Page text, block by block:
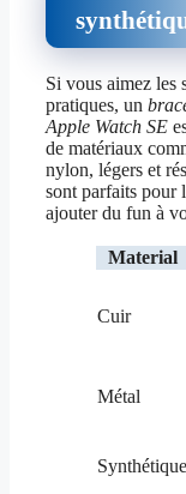
Si vous aimez les
pratiques, un
Apple Watch SE
de matériaux
nylon, légers et
sont parfaits pour
ajouter du fun à
Material
Cuir
Métal
Synthétique